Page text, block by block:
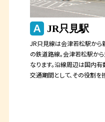
JR只見駅
JR只見線は会津若松駅から
の鉄道路線。会津若松駅か
なります。沿線周辺は国内
交通期間として、その役割を